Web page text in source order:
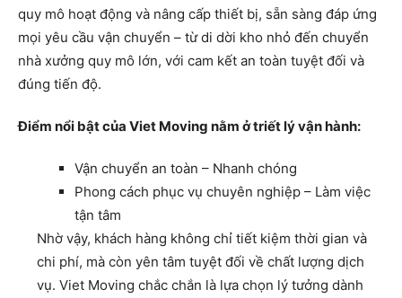
quy mô hoạt động và nâng cấp thiết bị, sẵn sàng đáp ứng
mọi yêu cầu vận chuyển – từ di dời kho nhỏ đến chuyển
nhà xưởng quy mô lớn, với cam kết an toàn tuyệt đối và
đúng tiến độ.
Điểm nổi bật của Viet Moving nằm ở triết lý vận hành:
Vận chuyển an toàn – Nhanh chóng
Phong cách phục vụ chuyên nghiệp – Làm việc
tận tâm
Nhờ vậy, khách hàng không chỉ tiết kiệm thời gian và
chi phí, mà còn yên tâm tuyệt đối về chất lượng dịch
vụ. Viet Moving chắc chắn là lựa chọn lý tưởng dành